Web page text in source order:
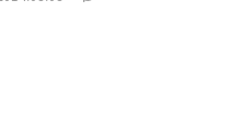
니, 도로의 4개소가 파손되어 있